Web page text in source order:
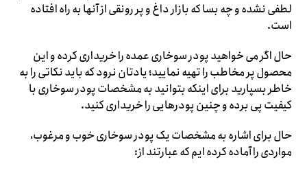
لطفی نشده و چه بسا که بازار داغ و پر رونقی از آنها به راه افتاده
است.
حال اگر می خواهید پودر سوخاری عمده را خریداری کرده و این
محصول پر مخاطب را تهیه نمایید؛ یادتان نرود که باید نکاتی را به
خاطر بسپارید برای اینکه بتوانید به مشخصات پودر سوخاری با
کیفیت پی برده و چنین پودرهایی را خریداری کنید.
حال برای اشاره به مشخصات یک پودر سوخاری خوب و مرغوب،
مواردی را آماده کرده ایم که عبارتند از: